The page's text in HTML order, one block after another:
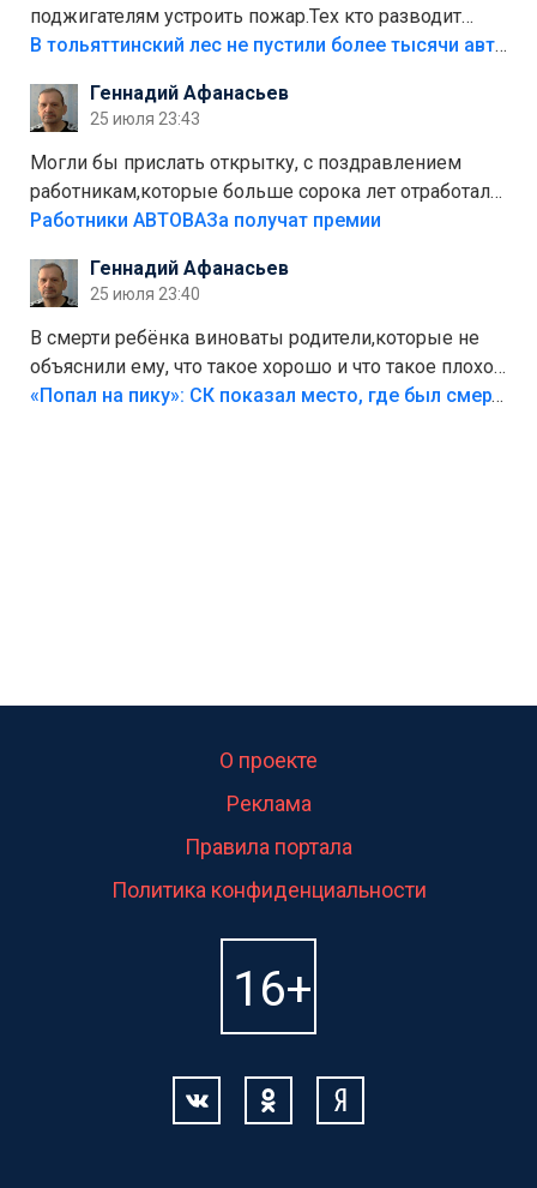
поджигателям устроить пожар.Тех кто разводит
костры,тех надо безбожно штрафовать.Камер полно
Штрафы мизерные.
В тольяттинский лес не пустили более тысячи автомобилей
Геннадий Афанасьев
25 июля 23:43
Могли бы прислать открытку, с поздравлением
работникам,которые больше сорока лет отработали
на предприятии.
Работники АВТОВАЗа получат премии
Геннадий Афанасьев
25 июля 23:40
В смерти ребёнка виноваты родители,которые не
объяснили ему, что такое хорошо и что такое плохо!
Лезть через такой забор,верх безумия,есть же
«Попал на пику»: СК показал место, где был смертельно травмирован ребенок в Тольятти
О проекте
Реклама
Правила портала
Политика конфиденциальности